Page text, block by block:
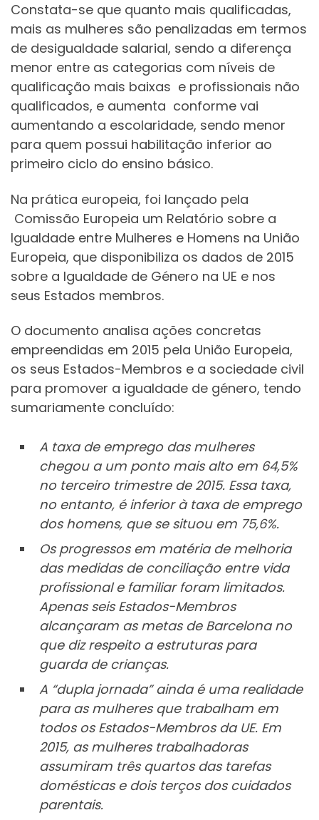
Constata-se que quanto mais qualificadas,
mais as mulheres são penalizadas em termos
de desigualdade salarial, sendo a diferença
menor entre as categorias com níveis de
qualificação mais baixas e profissionais não
qualificados, e aumenta conforme vai
aumentando a escolaridade, sendo menor
para quem possui habilitação inferior ao
primeiro ciclo do ensino básico.
Na prática europeia, foi lançado pela
Comissão Europeia um Relatório sobre a
Igualdade entre Mulheres e Homens na União
Europeia, que disponibiliza os dados de 2015
sobre a Igualdade de Género na UE e nos
seus Estados membros.
O documento analisa ações concretas
empreendidas em 2015 pela União Europeia,
os seus Estados-Membros e a sociedade civil
para promover a igualdade de género, tendo
sumariamente concluído:
A taxa de emprego das mulheres
chegou a um ponto mais alto em 64,5%
no terceiro trimestre de 2015. Essa taxa,
no entanto, é inferior à taxa de emprego
dos homens, que se situou em 75,6%.
Os progressos em matéria de melhoria
das medidas de conciliação entre vida
profissional e familiar foram limitados.
Apenas seis Estados-Membros
alcançaram as metas de Barcelona no
que diz respeito a estruturas para
guarda de crianças.
A “dupla jornada” ainda é uma realidade
para as mulheres que trabalham em
todos os Estados-Membros da UE. Em
2015, as mulheres trabalhadoras
assumiram três quartos das tarefas
domésticas e dois terços dos cuidados
parentais.